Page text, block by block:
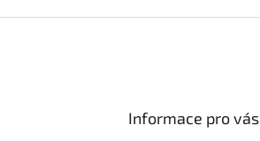
Informace pro vás